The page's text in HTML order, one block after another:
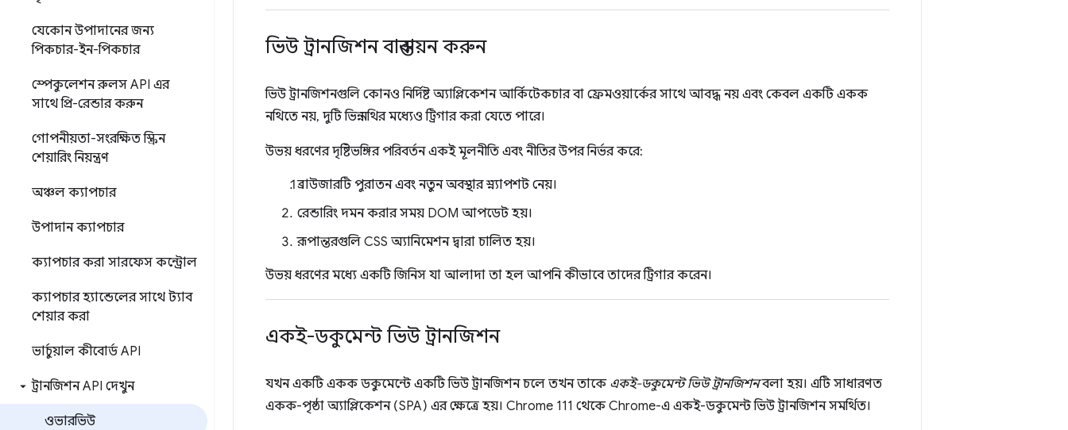
যেকোন উপাদানের জন্য
পিকচার-ইন-পিকচার
স্পেকুলেশন রুলস API এর
সাথে প্রি-রেন্ডার করুন
গোপনীয়তা-সংরক্ষিত স্ক্রিন
শেয়ারিং নিয়ন্ত্রণ
অঞ্চল ক্যাপচার
উপাদান ক্যাপচার
ক্যাপচার করা সারফেস কন্ট্রোল
ক্যাপচার হ্যান্ডেলের সাথে ট্যাব
শেয়ার করা
ভার্চুয়াল কীবোর্ড API
ট্রানজিশন API দেখুন
ওভারভিউ
ভিউ ট্রানজিশন বাস্তবায়ন করুন
ভিউ ট্রানজিশনগুলি কোনও নির্দিষ্ট অ্যাপ্লিকেশন আর্কিটেকচার বা ফ্রেমওয়ার্কের সাথে আবদ্ধ নয় এবং কেবল একটি একক
নথিতে নয়, দুটি ভিন্ন নথির মধ্যেও ট্রিগার করা যেতে পারে।
উভয় ধরণের দৃষ্টিভঙ্গির পরিবর্তন একই মূলনীতি এবং নীতির উপর নির্ভর করে:
ব্রাউজারটি পুরাতন এবং নতুন অবস্থার স্ন্যাপশট নেয়।
রেন্ডারিং দমন করার সময় DOM আপডেট হয়।
রূপান্তরগুলি CSS অ্যানিমেশন দ্বারা চালিত হয়।
উভয় ধরণের মধ্যে একটি জিনিস যা আলাদা তা হল আপনি কীভাবে তাদের ট্রিগার করেন।
একই-ডকুমেন্ট ভিউ ট্রানজিশন
যখন একটি একক ডকুমেন্টে একটি ভিউ ট্রানজিশন চলে তখন তাকে একই-ডকুমেন্ট ভিউ ট্রানজিশনবলা হয়। এটি সাধারণত
একক-পৃষ্ঠা অ্যাপ্লিকেশন (SPA) এর ক্ষেত্রে হয়। Chrome 111 থেকে Chrome-এ একই-ডকুমেন্ট ভিউ ট্রানজিশন সমর্থিত।